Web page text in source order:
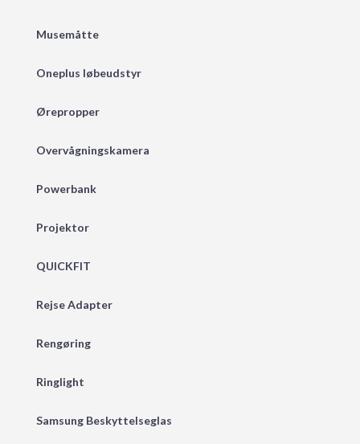
Musemåtte
Oneplus løbeudstyr
Ørepropper
Overvågningskamera
Powerbank
Projektor
QUICKFIT
Rejse Adapter
Rengøring
Ringlight
Samsung Beskyttelseglas